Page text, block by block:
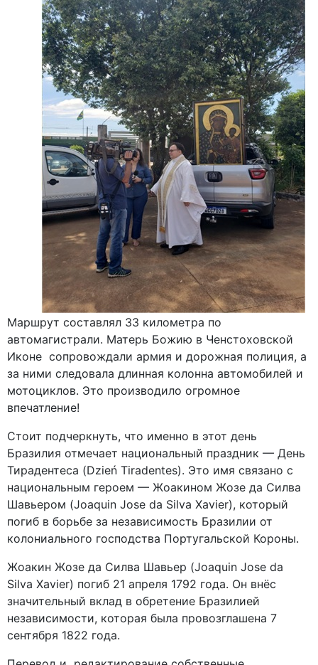
Маршрут составлял 33 километра по
автомагистрали. Матерь Божию в Ченстоховской
Иконе сопровождали армия и дорожная полиция, а
за ними следовала длинная колонна автомобилей и
мотоциклов. Это производило огромное
впечатление!
Стоит подчеркнуть, что именно в этот день
Бразилия отмечает национальный праздник — День
Тирадентеса (Dzień Tiradentes). Это имя связано с
национальным героем — Жоакином Жозе да Силва
Шавьером (Joaquin Jose da Silva Xavier), который
погиб в борьбе за независимость Бразилии от
колониального господства Португальской Короны.
Жоакин Жозе да Силва Шавьер (Joaquin Jose da
Silva Xavier) погиб 21 апреля 1792 года. Он внёс
значительный вклад в обретение Бразилией
независимости, которая была провозглашена 7
сентября 1822 года.